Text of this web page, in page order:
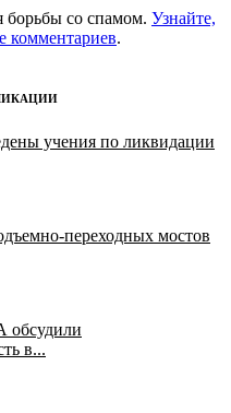
борьбы со спамом. Узнайте,
комментариев.
учения по ликвидации
переходных мостов
обсудили
в...